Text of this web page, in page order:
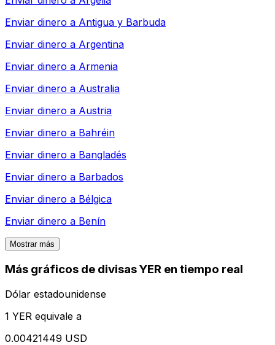
Enviar dinero a Antigua y Barbuda
Enviar dinero a Argentina
Enviar dinero a Armenia
Enviar dinero a Australia
Enviar dinero a Austria
Enviar dinero a Bahréin
Enviar dinero a Bangladés
Enviar dinero a Barbados
Enviar dinero a Bélgica
Enviar dinero a Benín
Mostrar más
Más gráficos de divisas YER en tiempo real
Dólar estadounidense
1 YER equivale a
0.00421449 USD